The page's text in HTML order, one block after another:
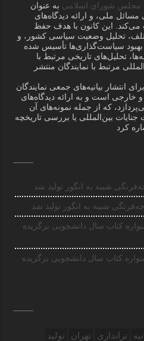
مجلس شورای اسلامی به عنوان
ملی، و ارائه دیدگاه‌های
می‌کند. این کانون با هدف حفظ
تحلیل وضعیت سیاسی کشور، و
بهبود سیاست‌گذاری‌ها تأسیس شده
تحلیل‌های تاریخی مرتبط با
مرتبط با نمایندگان منتشر
انتشار بیانیه‌های جمعی نمایندگان
خارجی است و به ارائه دیدگاه‌های
که از جمله نمونه‌های آن
جنایات بین‌المللی یا بررسی تاریخچه
کرد
شبیه به انگور تولید شد
شبیه به انگور تولید شد
کتاب سال دانشجویی برگزیده
کتاب سال دانشجویی برگزیده
تراندازی تهران
تولید